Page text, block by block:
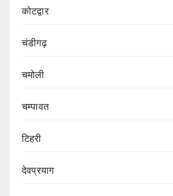
कोटद्वार
चंडीगढ़
चमोली
चम्पावत
टिहरी
देवप्रयाग